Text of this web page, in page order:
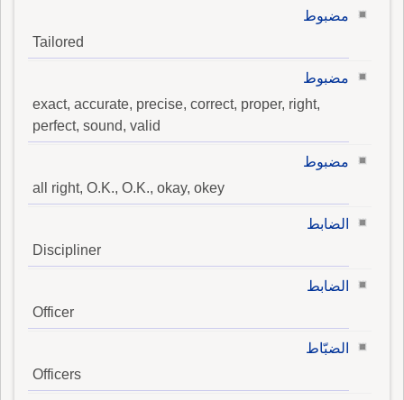
مضبوط
Tailored
مضبوط
exact, accurate, precise, correct, proper, right,
perfect, sound, valid
مضبوط
all right, O.K., O.K., okay, okey
الضابط
Discipliner
الضابط
Officer
الضبّاط
Officers